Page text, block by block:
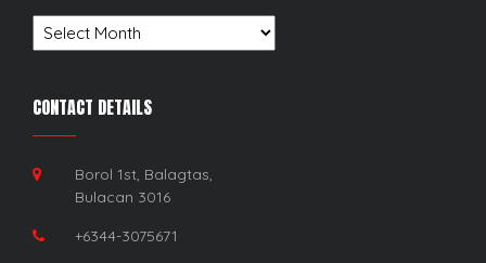
Archives
CONTACT DETAILS
Borol 1st, Balagtas,
Bulacan 3016
+6344-3075671